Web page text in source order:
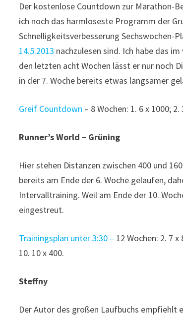
Der kostenlose Countdown zur Marathon-
ich noch das harmloseste Programm der
Schnelligkeitsverbesserung Sechswochen-
14.5.2013 nachzulesen sind. Ich habe das
den letzten acht Wochen lässt er nur noch
in der 7. Woche bereits etwas langsamer
Greif Countdown – 8 Wochen: 1. 6 x 1000;
Runner’s World – Grüning
Hier stehen Distanzen zwischen 400 und
bereits am Ende der 6. Woche gelaufen,
Intervalltraining. Weil am Ende der 10.
eingestreut.
Trainingsplan unter 3:30 – 12 Wochen: 2. 7 x
10. 10 x 400.
Steffny
Der Autor des großen Laufbuchs